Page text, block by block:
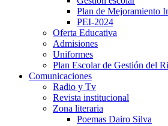
Plan de Mejoramiento
PEI-2024
Oferta Educativa
Admisiones
Uniformes
Plan Escolar de Gestión del
Comunicaciones
Radio y Tv
Revista institucional
Zona literaria
Poemas Dairo Silva